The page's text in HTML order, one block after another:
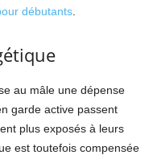
débutants.
au mâle une dépense
garde active passent
plus exposés à leurs
est toutefois compensée